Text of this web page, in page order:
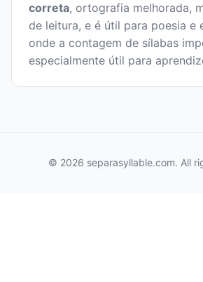
correta, ortografia melhorada,
de leitura, e é útil para poesia e
onde a contagem de sílabas
especialmente útil para
© 2026 separasyllable.com. All